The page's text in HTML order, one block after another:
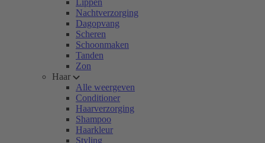
Lippen
Nachtverzorging
Dagopvang
Scheren
Schoonmaken
Tanden
Zon
Haar
Alle weergeven
Conditioner
Haarverzorging
Shampoo
Haarkleur
Styling